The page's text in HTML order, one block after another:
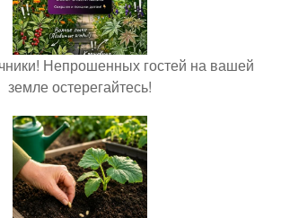
Непрошенных гостей на вашей
земле остерегайтесь!